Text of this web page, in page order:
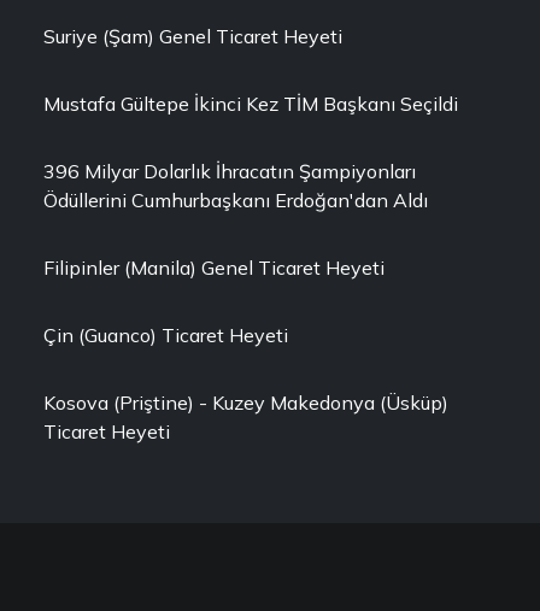
Suriye (Şam) Genel Ticaret Heyeti
Mustafa Gültepe İkinci Kez TİM Başkanı Seçildi
396 Milyar Dolarlık İhracatın Şampiyonları
Ödüllerini Cumhurbaşkanı Erdoğan'dan Aldı
Filipinler (Manila) Genel Ticaret Heyeti
Çin (Guanco) Ticaret Heyeti
Kosova (Priştine) - Kuzey Makedonya (Üsküp)
Ticaret Heyeti